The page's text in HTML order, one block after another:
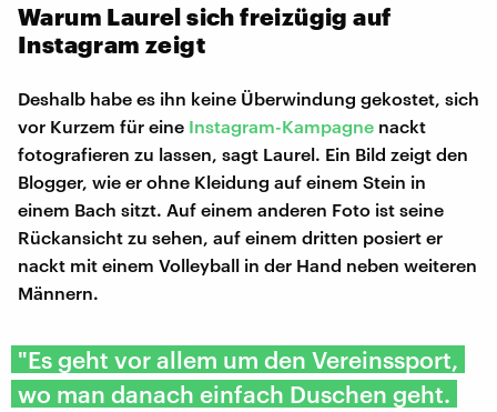
Warum Laurel sich freizügig auf
Instagram zeigt
Deshalb habe es ihn keine Überwindung gekostet, sich
vor Kurzem für eine Instagram-Kampagne nackt
fotografieren zu lassen, sagt Laurel. Ein Bild zeigt den
Blogger, wie er ohne Kleidung auf einem Stein in
einem Bach sitzt. Auf einem anderen Foto ist seine
Rückansicht zu sehen, auf einem dritten posiert er
nackt mit einem Volleyball in der Hand neben weiteren
Männern.
"Es geht vor allem um den Vereinssport,
wo man danach einfach Duschen geht.